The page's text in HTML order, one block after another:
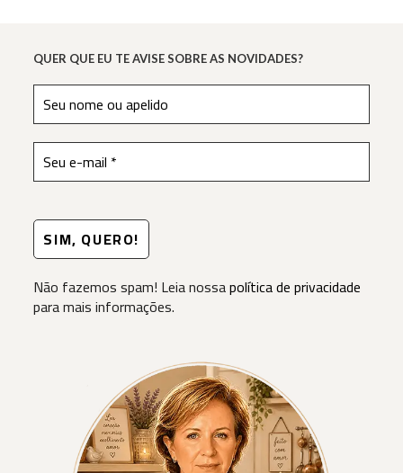
QUER QUE EU TE AVISE SOBRE AS NOVIDADES?
Não fazemos spam! Leia nossapolítica de privacidade
para mais informações.